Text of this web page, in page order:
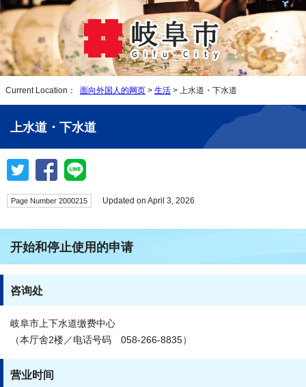
Current Location： 面向外国人的网页 > 生活 > 上水道・下水道
上水道・下水道
Page Number 2000215 Updated on April 3, 2026
开始和停止使用的申请
咨询处
岐阜市上下水道缴费中心
（本厅舍2楼／电话号码 058-266-8835）
营业时间